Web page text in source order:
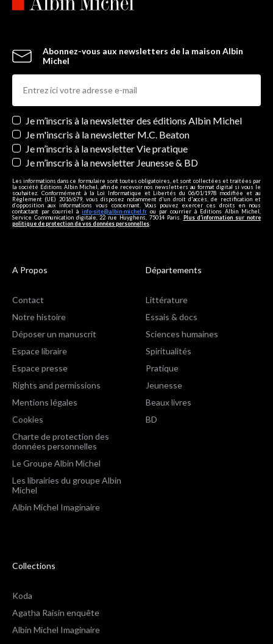
Abonnez-vous aux newsletters de la maison Albin
Michel
Newsletters
Je m’inscris à la newsletter des éditions Albin Michel
Je m'inscris à la newsletter M.C. Beaton
Je m’inscris à la newsletter Vie pratique
Je m’inscris à la newsletter Jeunesse & BD
Les informations dans ce formulaire sont toutes obligatoires, et sont collectées et traitées par
la société Editions Albin Michel, afin de recevoir nos newsletters au format digital si vous le
souhaitez. Conformément à la Loi Informatique et Libertés du 06/01/1978 modifiée et au
Règlement (UE) 2016/679, vous disposez notamment d'un droit d'accès, de rectification et
d’opposition aux informations vous concernant. Vous pouvez exercer ces droits en nous
contactant par courriel à info-site@albin-michel.fr ou par courrier à Editions Albin Michel,
Service Communication digitale, 22 rue Huyghens, 75014 Paris. Plus d’information sur notre
politique de protection de vos données personnelles.
A Propos
Contact
Notre histoire
Déposer un manuscrit
Espace libraire
Espace presse
Rights and permissions
Mentions légales
Cookies
Charte de protection des
données personnelles
Le Groupe Albin Michel
Les librairies du groupe Albin
Michel
Albin Michel Imaginaire
Départements
Littérature
Essais & docs
Sciences humaines
Spiritualités
Pratique
Jeunesse
Beaux livres
BD
Collections
Koda
Agatha Raisin enquête
Albin Michel Imaginaire